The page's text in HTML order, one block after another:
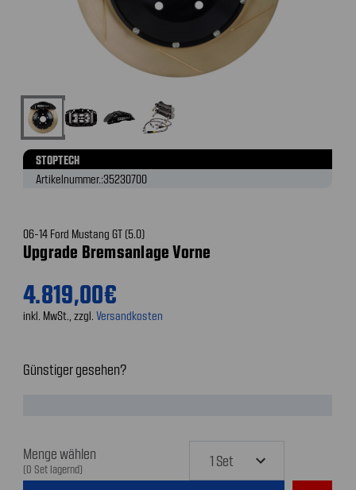
STOPTECH
Artikelnummer.:35230700
06-14 Ford Mustang GT (5.0)
Upgrade Bremsanlage Vorne
4.819,00€
inkl. MwSt., zzgl. Versandkosten
Günstiger gesehen?
Menge wählen
(0 Set lagernd)